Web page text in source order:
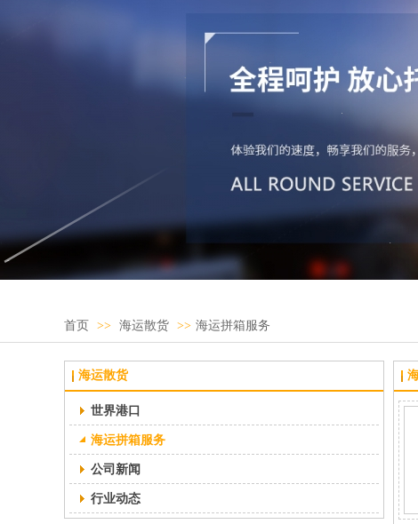
首页 >> 海运散货 >> 海运拼箱服务
海运散货
世界港口
海运拼箱服务
公司新闻
行业动态